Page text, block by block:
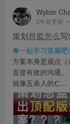
Wyber
2年前更新
策划总监怎么
一起学习策展吧
方案本身是观点
直接有效的沟通。
就像五条人的仁...